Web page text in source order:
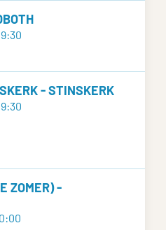
- STINSKERK
ZOMER) -